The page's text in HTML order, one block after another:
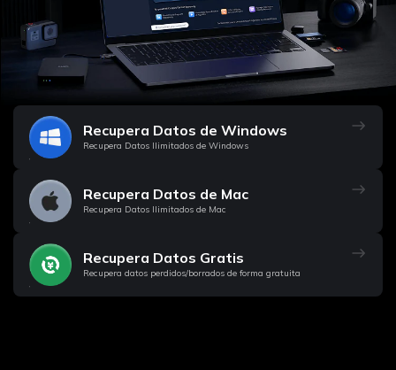
Recupera Datos de Windows
Recupera Datos Ilimitados de Windows
Recupera Datos de Mac
Recupera Datos Ilimitados de Mac
Recupera Datos Gratis
Recupera datos perdidos/borrados de forma gratuita